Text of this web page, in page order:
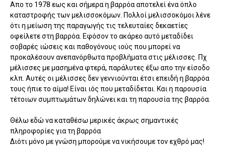
Απο το 1978 εως και σήμερα η βαρρόα αποτελεί ένα όπλο
καταστροφής των μελισσοκόμων. Πολλοί μελισσοκόμοι λένε
ότι η μείωση της παραγωγής τις τελευταίες δεκαετίες
οφείλετε στη βαρρόα. Εφόσον το ακάρεο αυτό μεταδίδει
σοβαρές ιώσεις και παθογόνους ιούς που μπορεί να
προκαλέσουν ανεπανόρθωτα προβλήματα στις μέλισσες. Πχ
μέλισσες με μασημένα φτερά, παράλυτες έξω απο την είσοδο
κλπ. Αυτές οι μέλισσες δεν γεννιούνται έτσι επειδή η βαρρόα
τους ήπιε το αίμα! Είναι ιός που μεταδίδεται. Και η παρουσία
τέτοιων συμπτωμάτων δηλώνει και τη παρουσία της βαρρόα.
Θέλω εδώ να καταθέσω μερικές άκρως σημαντικές
πληροφορίες για τη βαρρόα
Διότι μόνο με γνώση μπορούμε να νικήσουμε τον εχθρό μας!